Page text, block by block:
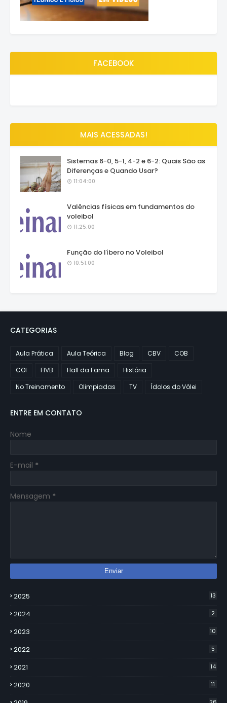
FACEBOOK
MAIS ACESSADAS!
Sistemas 6-0, 5-1, 4-2 e 6-2: Quais São as
Diferenças e Quando Usar?
11:04:00
Valências físicas em fundamentos do
voleibol
11:25:00
Função do líbero no Voleibol
10:51:00
CATEGORIAS
Aula Prática Aula Teórica Blog CBV
COB
COI
FIVB Hall da Fama
História
No Treinamento
Olimpiadas TV Ídolos do Vôlei
ENTRE EM CONTATO
Nome
E-mail *
Mensagem *
2025 13
2024 2
2023 10
2022 5
2021 14
2020 11